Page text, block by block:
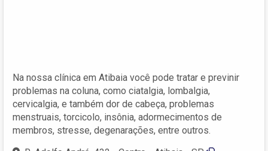
Na nossa clínica em Atibaia você pode tratar e previnir
problemas na coluna, como ciatalgia, lombalgia,
cervicalgia, e também dor de cabeça, problemas
menstruais, torcicolo, insônia, adormecimentos de
membros, stresse, degenarações, entre outros.